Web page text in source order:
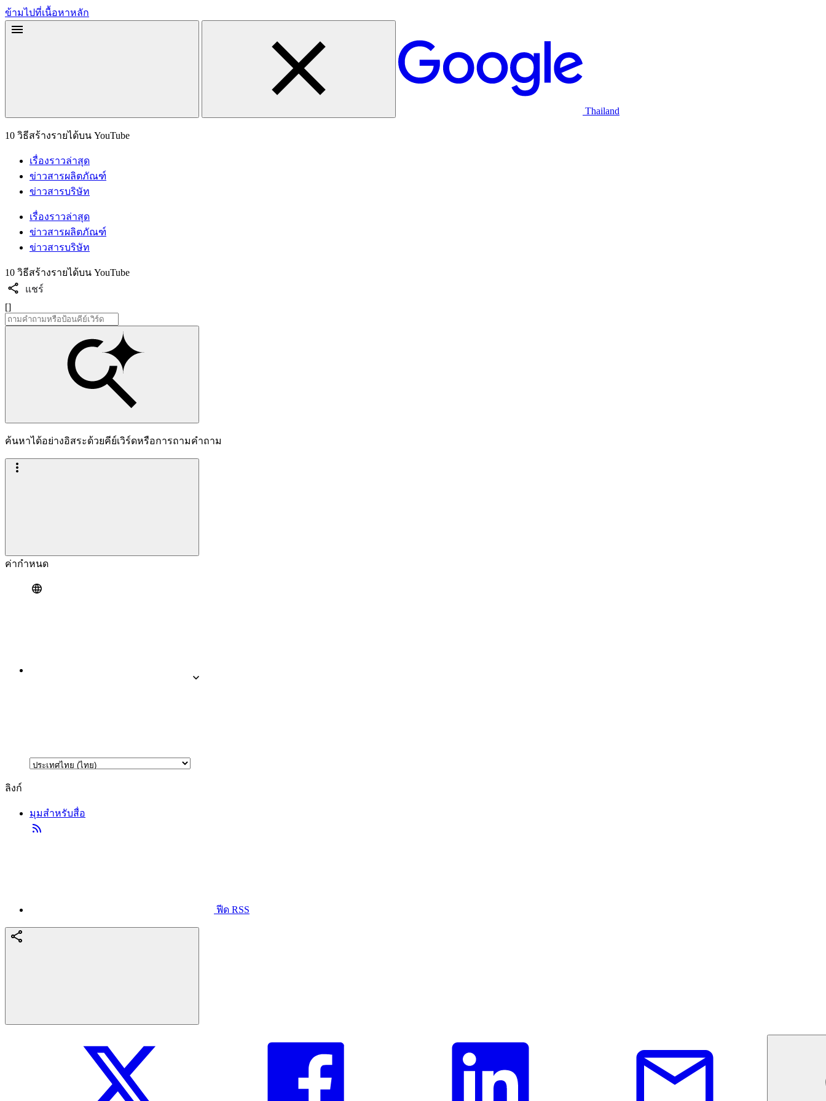
ข้ามไปที่เนื้อหาหลัก
Thailand
10 วิธีสร้างรายได้บน YouTube
เรื่องราวล่าสุด
ข่าวสารผลิตภัณฑ์
ข่าวสารบริษัท
เรื่องราวล่าสุด
ข่าวสารผลิตภัณฑ์
ข่าวสารบริษัท
10 วิธีสร้างรายได้บน YouTube
แชร์
[]
ค้นหาได้อย่างอิสระด้วยคีย์เวิร์ดหรือการถามคำถาม
ค่ากำหนด
ลิงก์
มุมสำหรับสื่อ
ฟีด RSS